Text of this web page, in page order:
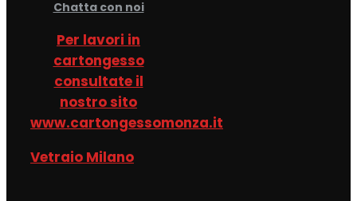
Chatta con noi
Per lavori in
cartongesso
consultate il
nostro sito
www.cartongessomonza.it
Vetraio Milano